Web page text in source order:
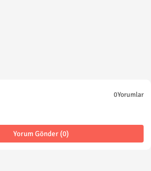
0Yorumlar
Yorum Gönder (0)